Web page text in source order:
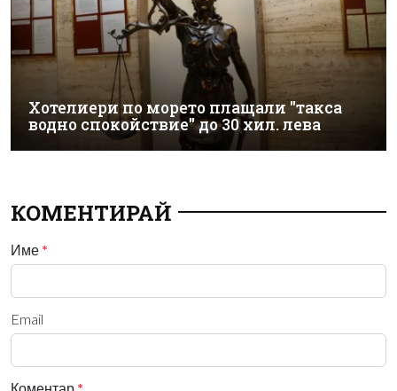
Хотелиери по морето плащали "такса
водно спокойствие" до 30 хил. лева
КОМЕНТИРАЙ
Име *
Email